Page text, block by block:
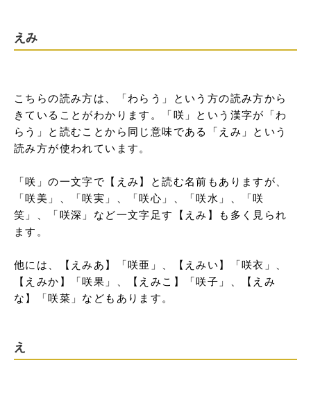
えみ
こちらの読み方は、「わらう」という方の読み方から
きていることがわかります。「咲」という漢字が「わ
らう」と読むことから同じ意味である「えみ」という
読み方が使われています。
「咲」の一文字で【えみ】と読む名前もありますが、
「咲美」、「咲実」、「咲心」、「咲水」、「咲
笑」、「咲深」など一文字足す【えみ】も多く見られ
ます。
他には、【えみあ】「咲亜」、【えみい】「咲衣」、
【えみか】「咲果」、【えみこ】「咲子」、【えみ
な】「咲菜」などもあります。
え